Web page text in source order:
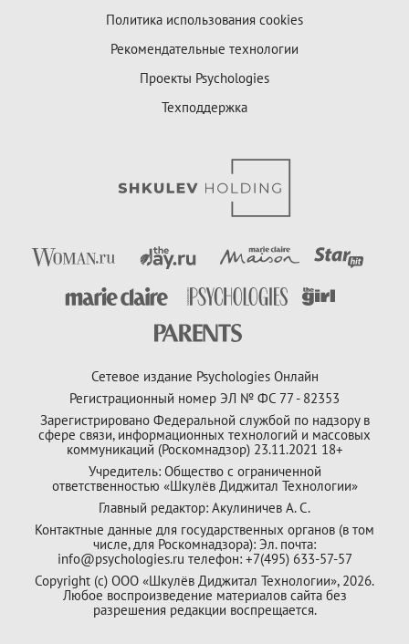
Политика использования cookies
Рекомендательные технологии
Проекты Psychologies
Техподдержка
Сетевое издание Psychologies Онлайн
Регистрационный номер ЭЛ № ФС 77 - 82353
Зарегистрировано Федеральной службой по надзору в
сфере связи, информационных технологий и массовых
коммуникаций (Роскомнадзор) 23.11.2021 18+
Учредитель: Общество с ограниченной
ответственностью «Шкулёв Диджитал Технологии»
Главный редактор: Акулиничев А. С.
Контактные данные для государственных органов (в том
числе, для Роскомнадзора): Эл. почта:
info@psychologies.ru телефон: +7(495) 633-57-57
Copyright (с) ООО «Шкулёв Диджитал Технологии», 2026.
Любое воспроизведение материалов сайта без
разрешения редакции воспрещается.